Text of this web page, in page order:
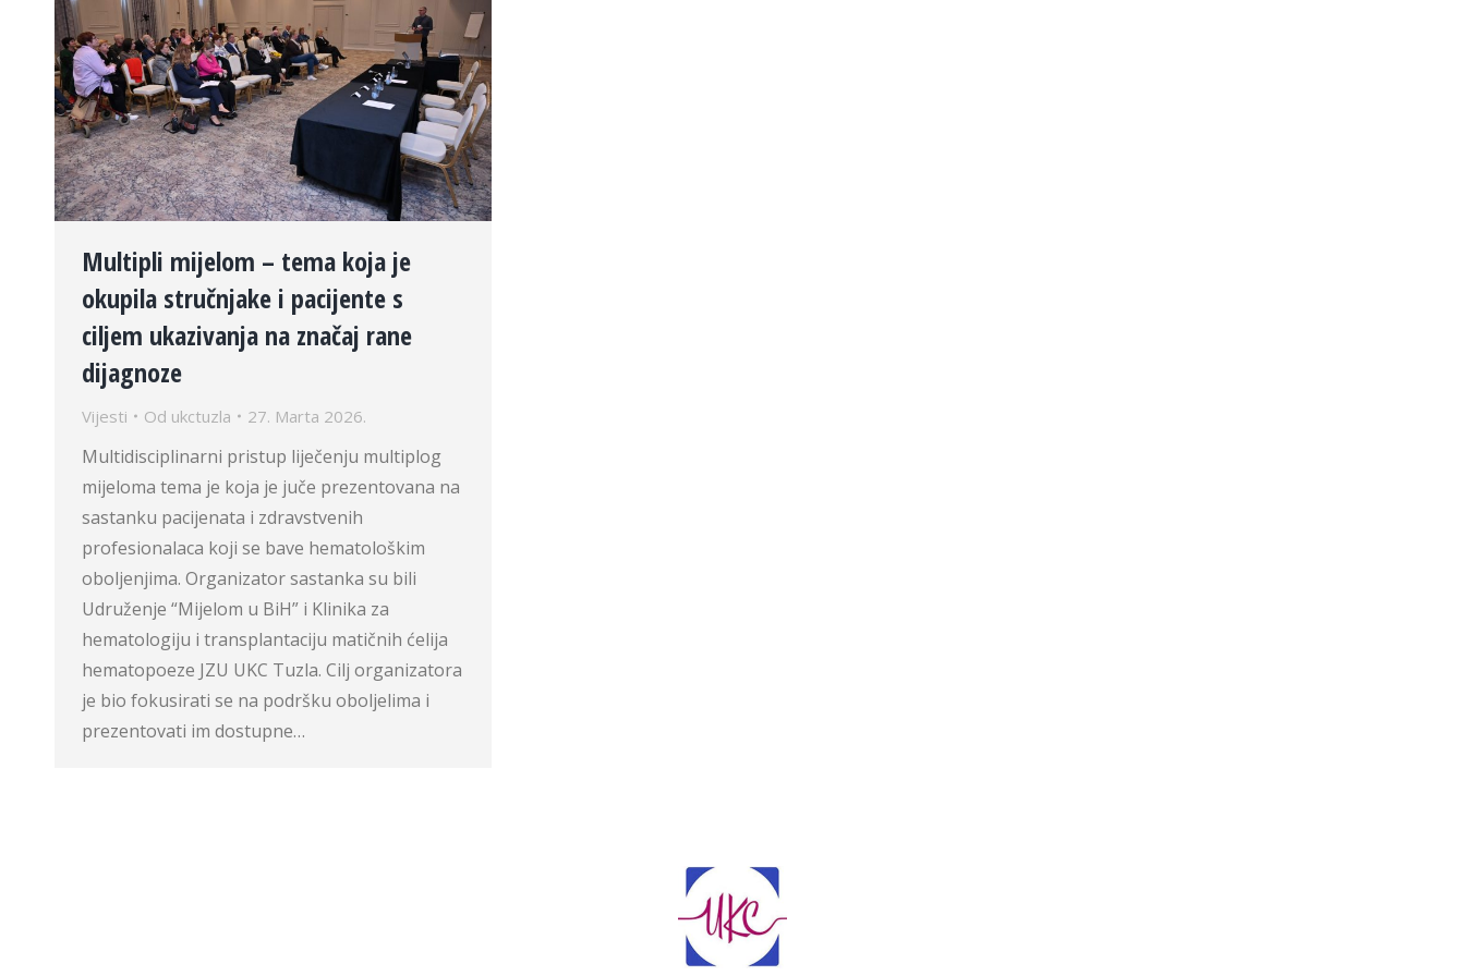
Multipli mijelom – tema koja je
okupila stručnjake i pacijente s
ciljem ukazivanja na značaj rane
dijagnoze
Vijesti Od ukctuzla 27. Marta 2026.
Multidisciplinarni pristup liječenju multiplog
mijeloma tema je koja je juče prezentovana na
sastanku pacijenata i zdravstvenih
profesionalaca koji se bave hematološkim
oboljenjima. Organizator sastanka su bili
Udruženje “Mijelom u BiH” i Klinika za
hematologiju i transplantaciju matičnih ćelija
hematopoeze JZU UKC Tuzla. Cilj organizatora
je bio fokusirati se na podršku oboljelima i
prezentovati im dostupne…